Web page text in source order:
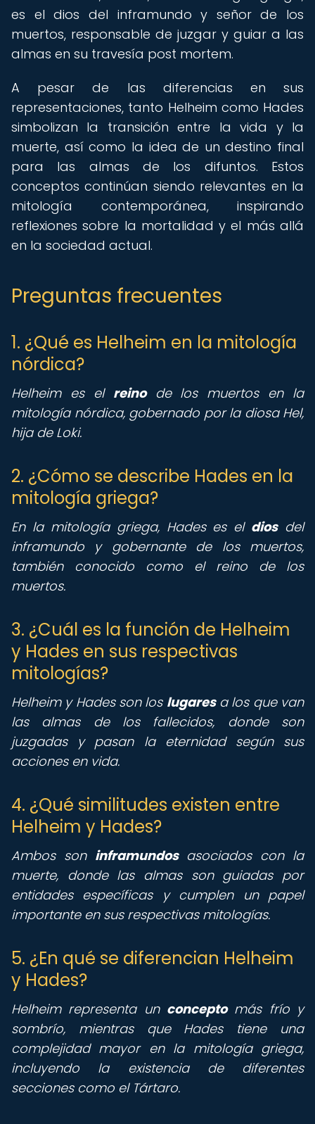
es el dios del inframundo y señor de los
muertos, responsable de juzgar y guiar a las
almas en su travesía post mortem.
A pesar de las diferencias en sus
representaciones, tanto Helheim como Hades
simbolizan la transición entre la vida y la
muerte, así como la idea de un destino final
para las almas de los difuntos. Estos
conceptos continúan siendo relevantes en la
mitología contemporánea, inspirando
reflexiones sobre la mortalidad y el más allá
en la sociedad actual.
Preguntas frecuentes
1. ¿Qué es Helheim en la mitología
nórdica?
Helheim es el reinode los muertos en la
mitología nórdica, gobernado por la diosa Hel,
hija de Loki.
2. ¿Cómo se describe Hades en la
mitología griega?
En la mitología griega, Hades es el diosdel
inframundo y gobernante de los muertos,
también conocido como el reino de los
muertos.
3. ¿Cuál es la función de Helheim
y Hades en sus respectivas
mitologías?
Helheim y Hades son los lugaresa los que van
las almas de los fallecidos, donde son
juzgadas y pasan la eternidad según sus
acciones en vida.
4. ¿Qué similitudes existen entre
Helheim y Hades?
Ambos son inframundosasociados con la
muerte, donde las almas son guiadas por
entidades específicas y cumplen un papel
importante en sus respectivas mitologías.
5. ¿En qué se diferencian Helheim
y Hades?
Helheim representa un conceptomás frío y
sombrío, mientras que Hades tiene una
complejidad mayor en la mitología griega,
incluyendo la existencia de diferentes
secciones como el Tártaro.